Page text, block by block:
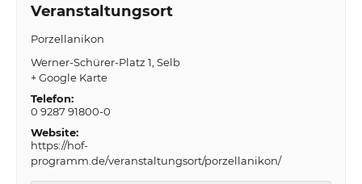
Veranstaltungsort
Porzellanikon
Werner-Schürer-Platz 1 Selb
+ Google Karte
Telefon:
0 9287 91800-0
Website:
https://hof-
programm.de/veranstaltungsort/porzellanikon/